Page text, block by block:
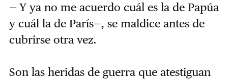
— Y ya no me acuerdo cuál es la de Papúa
y cuál la de París—, se maldice antes de
cubrirse otra vez.
Son las heridas de guerra que atestiguan